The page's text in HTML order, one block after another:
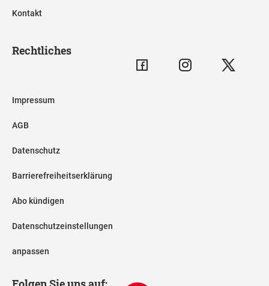
Kontakt
Rechtliches
Impressum
AGB
Datenschutz
Barrierefreiheitserklärung
Abo kündigen
Datenschutzeinstellungen
anpassen